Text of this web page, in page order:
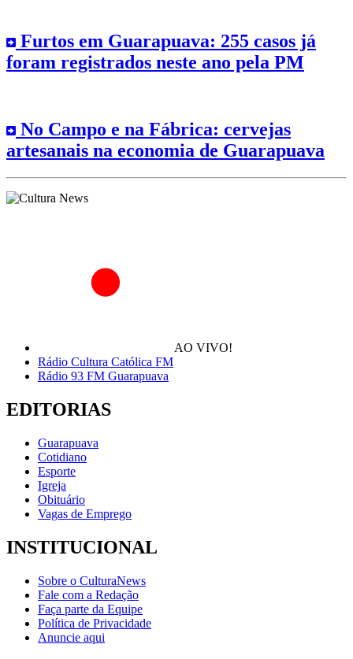
Furtos em Guarapuava: 255 casos já
foram registrados neste ano pela PM
No Campo e na Fábrica: cervejas
artesanais na economia de Guarapuava
AO VIVO!
Rádio Cultura Católica FM
Rádio 93 FM Guarapuava
EDITORIAS
Guarapuava
Cotidiano
Esporte
Igreja
Obituário
Vagas de Emprego
INSTITUCIONAL
Sobre o CulturaNews
Fale com a Redação
Faça parte da Equipe
Política de Privacidade
Anuncie aqui